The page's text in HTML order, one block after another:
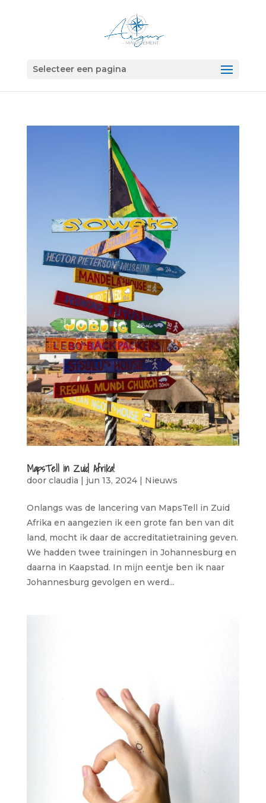
Selecteer een pagina
MapsTell in Zuid Afrika!
door claudia | jun 13, 2024| Nieuws
Onlangs was de lancering van MapsTell in Zuid
Afrika en aangezien ik een grote fan ben van dit
land, mocht ik daar de accreditatietraining geven.
We hadden twee trainingen in Johannesburg en
daarna in Kaapstad. In mijn eentje ben ik naar
Johannesburg gevolgen en werd...